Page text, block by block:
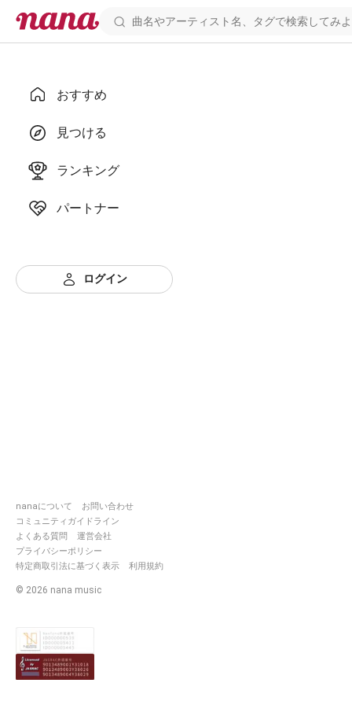
おすすめ
見つける
ランキング
パートナー
ログイン
nanaについて
お問い合わせ
コミュニティガイドライン
よくある質問
運営会社
プライバシーポリシー
特定商取引法に基づく表示
利用規約
© 2026 nana music